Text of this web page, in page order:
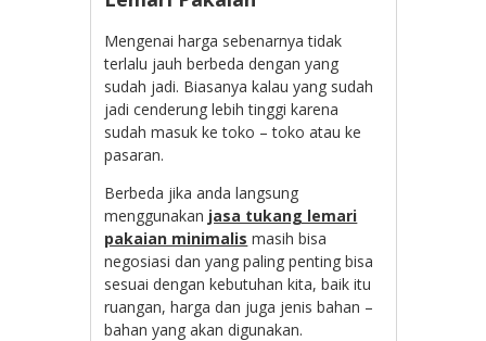
Mengenai harga sebenarnya tidak
terlalu jauh berbeda dengan yang
sudah jadi. Biasanya kalau yang sudah
jadi cenderung lebih tinggi karena
sudah masuk ke toko – toko atau ke
pasaran.
Berbeda jika anda langsung
menggunakan jasa tukang lemari
pakaian minimalis masih bisa
negosiasi dan yang paling penting bisa
sesuai dengan kebutuhan kita, baik itu
ruangan, harga dan juga jenis bahan –
bahan yang akan digunakan.